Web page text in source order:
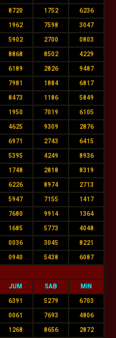
8720 1752 6236
1962 7598 3047
5902 2700 0803
8868 8502 4229
6189 2826 9487
7981 1884 6817
8473 1186 5849
1950 7019 6105
4625 9309 2876
6971 2743 6415
5395 4249 8936
1748 2818 8319
6226 8974 2713
5947 7155 1417
7680 9914 1364
1685 5773 4048
0036 3045 8221
0940 5438 6087
JUM SAB MIN
6391 5279 6703
0061 7693 4806
1268 8656 2872